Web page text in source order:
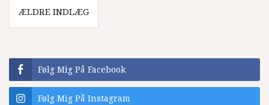
til
ÆLDRE INDLÆG
Følg Mig På Facebook
Følg Mig På Instagram